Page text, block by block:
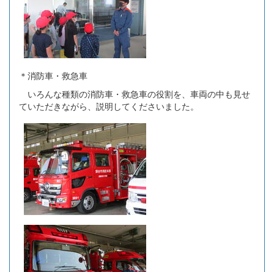
＊消防車・救急車
いろんな種類の消防車・救急車の役割を、車両の中も見せ
ていただきながら、説明してくださいました。